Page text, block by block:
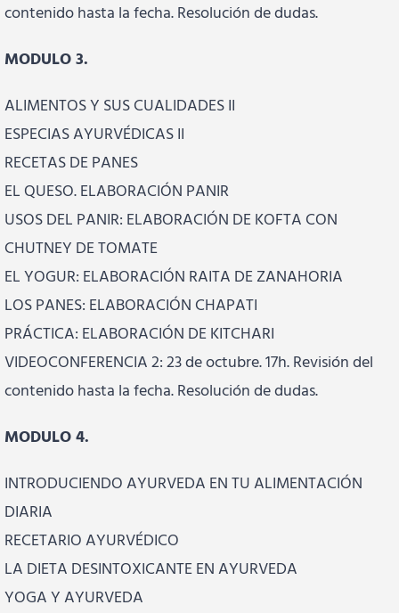
contenido hasta la fecha. Resolución de dudas.
MODULO 3.
ALIMENTOS Y SUS CUALIDADES II
ESPECIAS AYURVÉDICAS II
RECETAS DE PANES
EL QUESO. ELABORACIÓN PANIR
USOS DEL PANIR: ELABORACIÓN DE KOFTA CON
CHUTNEY DE TOMATE
EL YOGUR: ELABORACIÓN RAITA DE ZANAHORIA
LOS PANES: ELABORACIÓN CHAPATI
PRÁCTICA: ELABORACIÓN DE KITCHARI
VIDEOCONFERENCIA 2: 23 de octubre. 17h. Revisión del
contenido hasta la fecha. Resolución de dudas.
MODULO 4.
INTRODUCIENDO AYURVEDA EN TU ALIMENTACIÓN
DIARIA
RECETARIO AYURVÉDICO
LA DIETA DESINTOXICANTE EN AYURVEDA
YOGA Y AYURVEDA